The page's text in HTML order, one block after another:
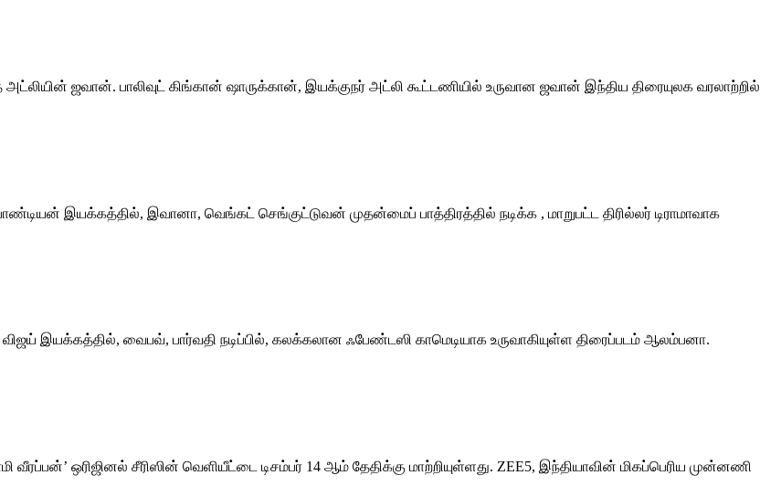
அட்லியின் ஜவான். பாலிவுட் கிங்கான் ஷாருக்கான், இயக்குநர் அட்லி கூட்டணியில் உருவான ஜவான் இந்திய திரையுலக வரலாற்றில்
இயக்கத்தில், இவானா, வெங்கட் செங்குட்டுவன் முதன்மைப் பாத்திரத்தில் நடிக்க , மாறுபட்ட திரில்லர் டிராமாவாக
K விஜய் இயக்கத்தில், வைபவ், பார்வதி நடிப்பில், கலக்கலான ஃபேண்டஸி காமெடியாக உருவாகியுள்ள திரைப்படம் ஆலம்பனா.
ஒரிஜினல் சீரிஸின் வெளியீட்டை டிசம்பர் 14 ஆம் தேதிக்கு மாற்றியுள்ளது. ZEE5, இந்தியாவின் மிகப்பெரிய முன்னணி